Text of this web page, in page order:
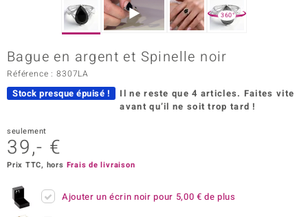
Paraíso
360°
Bague en argent et Spinelle noir
Référence : 8307LA
Stock presque épuisé ! Il ne reste que 4 articles. Faites vite
avant qu’il ne soit trop tard !
seulement
39,- €
Prix TTC, hors Frais de livraison
Ajouter un écrin noir pour 5,00 € de plus